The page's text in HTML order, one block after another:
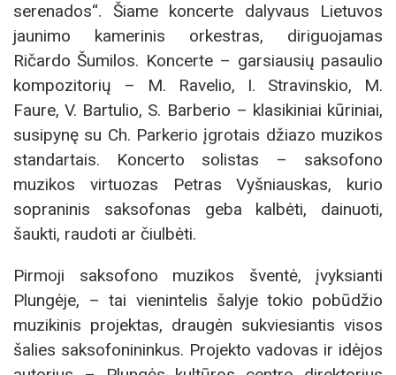
serenados“. Šiame koncerte dalyvaus Lietuvos
jaunimo kamerinis orkestras, diriguojamas
Ričardo Šumilos. Koncerte – garsiausių pasaulio
kompozitorių – M. Ravelio, I. Stravinskio, M.
Faure, V. Bartulio, S. Barberio – klasikiniai kūriniai,
susipynę su Ch. Parkerio įgrotais džiazo muzikos
standartais. Koncerto solistas – saksofono
muzikos virtuozas Petras Vyšniauskas, kurio
sopraninis saksofonas geba kalbėti, dainuoti,
šaukti, raudoti ar čiulbėti.
Pirmoji saksofono muzikos šventė, įvyksianti
Plungėje, – tai vienintelis šalyje tokio pobūdžio
muzikinis projektas, draugėn sukviesiantis visos
šalies saksofonininkus. Projekto vadovas ir idėjos